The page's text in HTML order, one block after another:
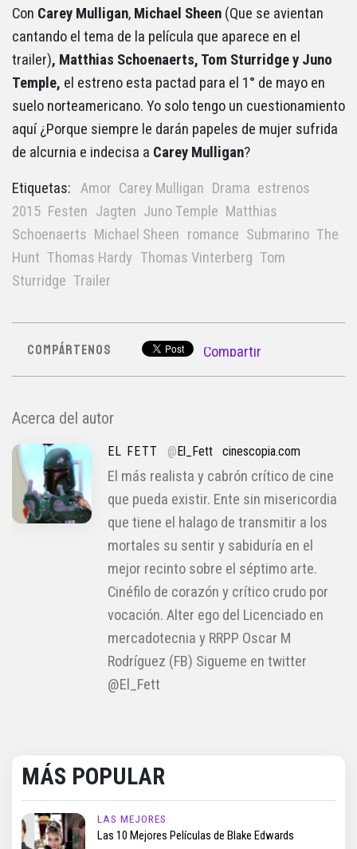
Con Carey Mulligan, Michael Sheen (Que se avientan
cantando el tema de la película que aparece en el
trailer), Matthias Schoenaerts, Tom Sturridge y Juno
Temple, el estreno esta pactad para el 1° de mayo en
suelo norteamericano. Yo solo tengo un cuestionamiento
aquí ¿Porque siempre le darán papeles de mujer sufrida
de alcurnia e indecisa a Carey Mulligan?
Etiquetas: Amor Carey Mulligan Drama estrenos
2015 Festen Jagten Juno Temple Matthias
Schoenaerts Michael Sheen romance Submarino The
Hunt Thomas Hardy Thomas Vinterberg Tom
Sturridge Trailer
COMPÁRTENOS Compartir
Acerca del autor
EL FETT @El_Fett cinescopia.com
El más realista y cabrón crítico de cine
que pueda existir. Ente sin misericordia
que tiene el halago de transmitir a los
mortales su sentir y sabiduría en el
mejor recinto sobre el séptimo arte.
Cinéfilo de corazón y crítico crudo por
vocación. Alter ego del Licenciado en
mercadotecnia y RRPP Oscar M
Rodríguez (FB) Sigueme en twitter
@El_Fett
MÁS POPULAR
LAS MEJORES
Las 10 Mejores Películas de Blake Edwards